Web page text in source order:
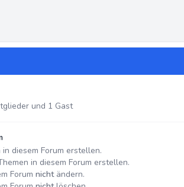
und 1 Gast
diesem Forum erstellen.
in diesem Forum erstellen.
Forum nichtändern.